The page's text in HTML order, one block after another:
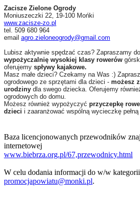
Zacisze Zielone Ogrody
Moniuszeczki 22, 19-100 Mońki
www.zacisze-zo.pl
tel. 509 680 964
email agro.zieloneogrody@gmail.com
Lubisz aktywnie spędzać czas? Zapraszamy
wypożyczalnię wysokiej klasy rowerów
oferujemy spływy kajakowe.
Masz małe dzieci? Czekamy na Was :)
ogrodowego ze sprzętami dla dzieci - możesz
urodziny dla swego dziecka. Oferujemy
ogrodowych do domu.
Możesz również wypożyczyć przyczepkę
dzieci i zaaranżować wspólną wycieczkę pełną
Baza licencjonowanych przewodników
internetowej
www.biebrza.org.pl/67,przewodnicy.html
W celu dodania informacji do w/w
promocjapowiatu@monki.pl.